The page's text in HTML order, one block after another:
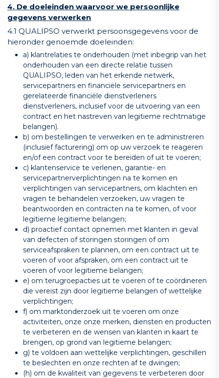
4. De doeleinden waarvoor we persoonlijke
gegevens verwerken
4.1 QUALIPSO verwerkt persoonsgegevens voor de
hieronder genoemde doeleinden:
a) klantrelaties te onderhouden (met inbegrip van het
onderhouden van een directe relatie tussen
QUALIPSO, leden van het erkende netwerk,
servicepartners en financiële servicepartners en
gerelateerde financiële dienstverleners
dienstverleners, inclusief voor de uitvoering van een
contract en het nastreven van legitieme rechtmatige
belangen).
b) om bestellingen te verwerken en te administreren
(inclusief facturering) om op uw verzoek te reageren
en/of een contract voor te bereiden of uit te voeren;
c) klantenservice te verlenen, garantie- en
servicepartnerverplichtingen na te komen en
verplichtingen van servicepartners, om klachten en
vragen te behandelen verzoeken, uw vragen te
beantwoorden en contracten na te komen, of voor
legitieme legitieme belangen;
d) proactief contact opnemen met klanten in geval
van defecten of storingen storingen of om
serviceafspraken te plannen, om een contract uit te
voeren of voor afspraken, om een contract uit te
voeren of voor legitieme belangen;
e) om terugroepacties uit te voeren of te coördineren
die vereist zijn door legitieme belangen of wettelijke
verplichtingen;
f) om marktonderzoek uit te voeren om onze
activiteiten, onze onze merken, diensten en producten
te verbeteren en de wensen van klanten in kaart te
brengen, op grond van legitieme belangen;
g) te voldoen aan wettelijke verplichtingen, geschillen
te beslechten en onze rechten af te dwingen;
(h) om de kwaliteit van gegevens te verbeteren door